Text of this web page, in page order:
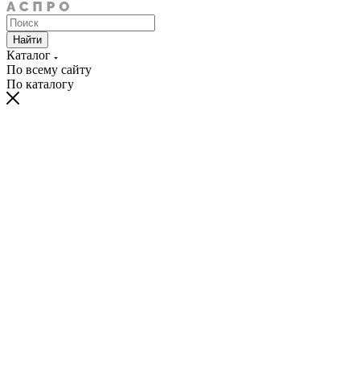
Найти
Каталог
По всему сайту
По каталогу